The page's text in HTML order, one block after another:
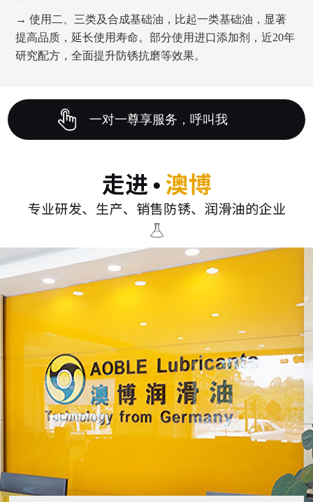
→ 使用二、三类及合成基础油，比起一类基础油，显著
提高品质，延长使用寿命。部分使用进口添加剂，近20年
研究配方，全面提升防锈抗磨等效果。
一对一尊享服务，呼叫我